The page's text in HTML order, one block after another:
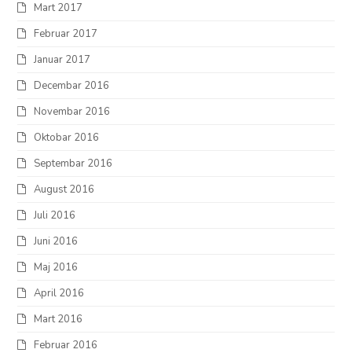
Mart 2017
Februar 2017
Januar 2017
Decembar 2016
Novembar 2016
Oktobar 2016
Septembar 2016
August 2016
Juli 2016
Juni 2016
Maj 2016
April 2016
Mart 2016
Februar 2016